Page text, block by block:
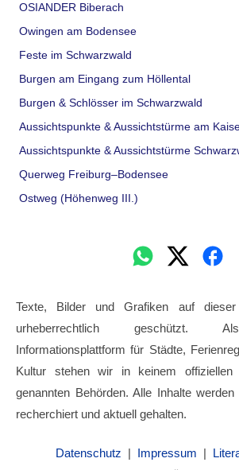
OSIANDER Biberach
Owingen am Bodensee
Feste im Schwarzwald
Burgen am Eingang zum Höllental
Burgen & Schlösser im Schwarzwald
Aussichtspunkte & Aussichtstürme am
Aussichtspunkte & Aussichtstürme
Querweg Freiburg–Bodensee
Ostweg (Höhenweg III.)
Texte, Bilder und Grafiken auf dieser
urheberrechtlich geschützt.
Informationsplattform für Städte,
Kultur stehen wir in keinem offiziellen
genannten Behörden. Alle Inhalte
recherchiert und aktuell gehalten.
Datenschutz | Impressum |